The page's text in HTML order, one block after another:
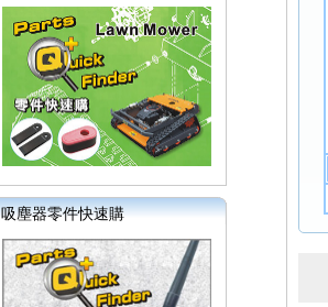
吸塵器零件快速購